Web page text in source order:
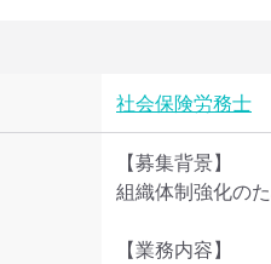
社会保険労務士
【募集背景】
組織体制強化の
【業務内容】